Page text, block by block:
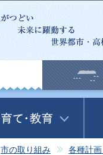
この
市の取り組み
各種計